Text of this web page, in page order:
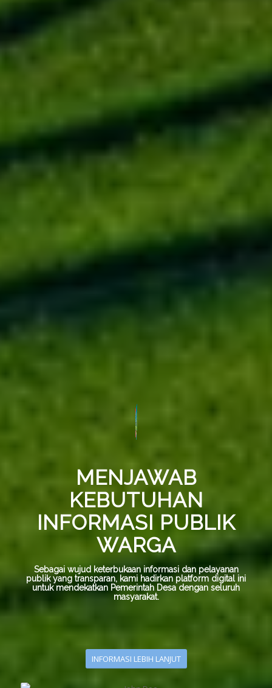
MENJAWAB
KEBUTUHAN
INFORMASI PUBLIK
WARGA
Sebagai wujud keterbukaan informasi dan pelayanan
publik yang transparan, kami hadirkan platform digital ini
untuk mendekatkan Pemerintah Desa dengan seluruh
masyarakat.
INFORMASI LEBIH LANJUT